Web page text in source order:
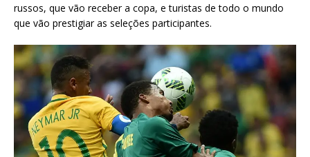
russos, que vão receber a copa, e turistas de todo o mundo
que vão prestigiar as seleções participantes.